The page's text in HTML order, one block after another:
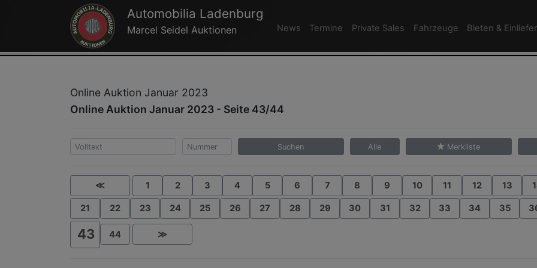
Automobilia Ladenburg
Marcel Seidel Auktionen News Termine Private Sales Fahrzeuge Bieten &
Online Auktion Januar 2023
Online Auktion Januar 2023 - Seite 43/44
Suchen Alle Merkliste
≪ 1 2 3 4 5 6 7 8 9 10 11 12 13
21 22 23 24 25 26 27 28 29 30 31 32 33 34 35
43 44 ≫